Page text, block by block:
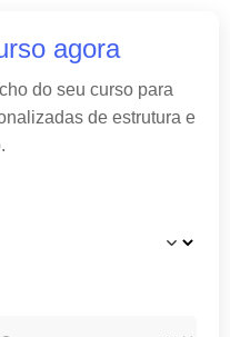
agora
do seu curso para
de estrutura e